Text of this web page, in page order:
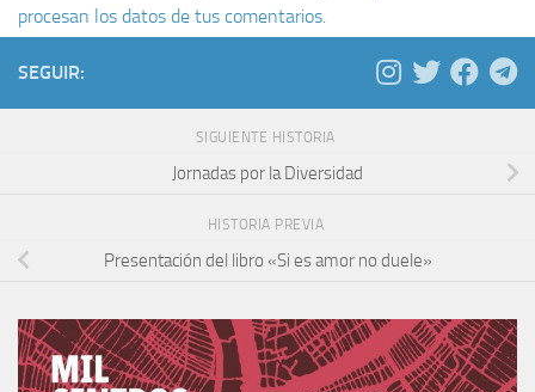
procesan los datos de tus comentarios.
SEGUIR:
SIGUIENTE HISTORIA
Jornadas por la Diversidad
HISTORIA PREVIA
Presentación del libro «Si es amor no duele»